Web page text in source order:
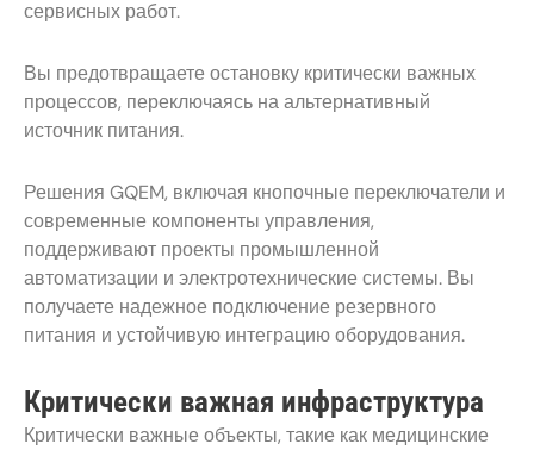
сервисных работ.
Вы предотвращаете остановку критически важных
процессов, переключаясь на альтернативный
источник питания.
Решения GQEM, включая кнопочные переключатели и
современные компоненты управления,
поддерживают проекты промышленной
автоматизации и электротехнические системы. Вы
получаете надежное подключение резервного
питания и устойчивую интеграцию оборудования.
Критически важная инфраструктура
Критически важные объекты, такие как медицинские